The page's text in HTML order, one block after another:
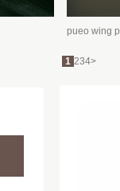
pueo wing
1 234>